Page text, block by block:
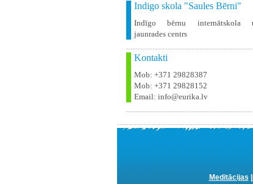
Indigo skola "Saules Bērni"
Indīgo bērnu internātskola
jaunrades centrs
Kontakti
Mob: +371 29828387
Mob: +371 29828152
Email: info@eurika.lv
Meditācijas